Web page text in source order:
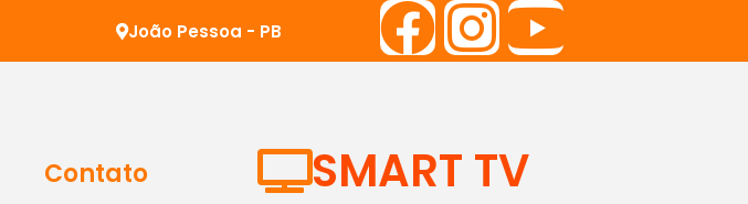
João Pessoa - PB
Contato SMART TV